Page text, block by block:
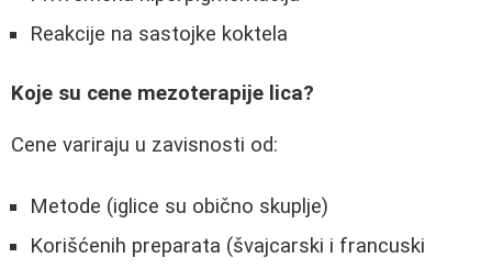
Reakcije na sastojke koktela
Koje su cene mezoterapije lica?
Cene variraju u zavisnosti od:
Metode (iglice su obično skuplje)
Korišćenih preparata (švajcarski i francuski